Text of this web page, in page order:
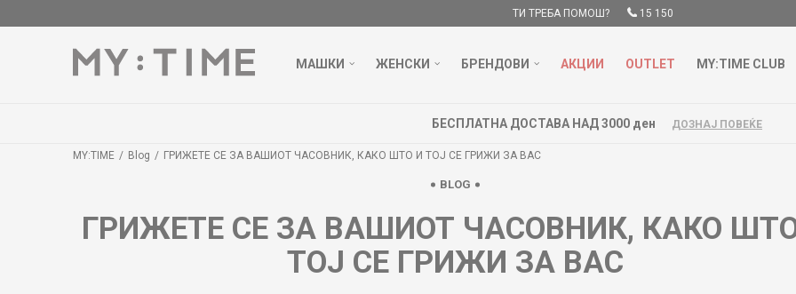
ТИ ТРЕБА ПОМОШ? 15 150
МАШКИ ЖЕНСКИ БРЕНДОВИ АКЦИИ OUTLET MY:TIME CLUB
БЕСПЛАТНА ДОСТАВА НАД 3000 ден ДОЗНАЈ ПОВЕЌЕ
MY:TIME Blog ГРИЖЕТЕ СЕ ЗА ВАШИОТ ЧАСОВНИК, КАКО ШТО И ТОЈ СЕ ГРИЖИ ЗА ВАС
BLOG
ГРИЖЕТЕ СЕ ЗА ВАШИОТ ЧАСОВНИК, КАКО
ТОЈ СЕ ГРИЖИ ЗА ВАС